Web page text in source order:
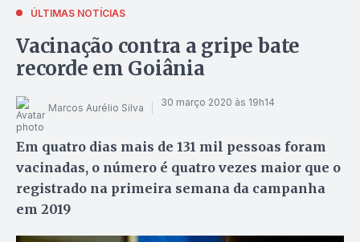
ÚLTIMAS NOTÍCIAS
Vacinação contra a gripe bate
recorde em Goiânia
Marcos Aurélio Silva 30 março 2020 às 19h14
Em quatro dias mais de 131 mil pessoas foram
vacinadas, o número é quatro vezes maior que o
registrado na primeira semana da campanha
em 2019